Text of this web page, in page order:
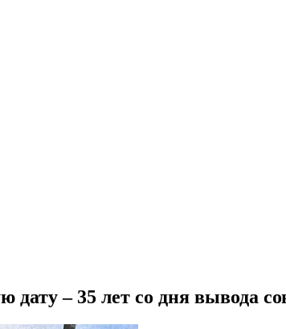
– 35 лет со дня вывода